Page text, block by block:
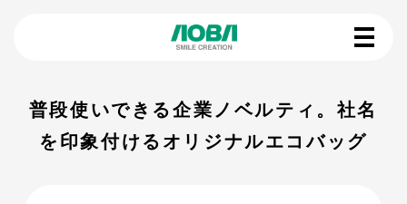
普段使いできる企業ノベルティ。社名
を印象付けるオリジナルエコバッグ